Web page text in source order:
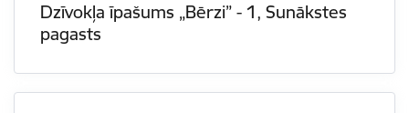
Dzīvokļa īpašums „Bērzi” - 1, Sunākstes
pagasts